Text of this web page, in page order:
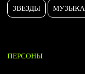
ЗВЕЗДЫ МУЗЫКА
ПЕРСОНЫ